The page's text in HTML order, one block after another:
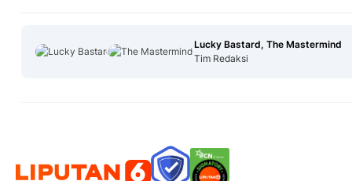
Lucky Bastard, The Mastermind
Tim Redaksi